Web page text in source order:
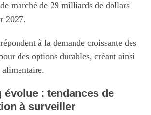
marché de 29 milliards de dollars
2027.
à la demande croissante des
des options durables, créant ainsi
alimentaire.
évolue : tendances de
à surveiller